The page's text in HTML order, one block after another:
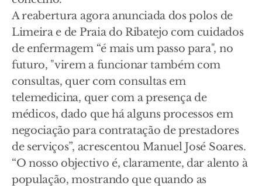
A reabertura agora anunciada dos polos de
Limeira e de Praia do Ribatejo com cuidados
de enfermagem “é mais um passo para", no
futuro, "virem a funcionar também com
consultas, quer com consultas em
telemedicina, quer com a presença de
médicos, dado que há alguns processos em
negociação para contratação de prestadores
de serviços”, acrescentou Manuel José Soares.
“O nosso objectivo é, claramente, dar alento à
população, mostrando que quando as